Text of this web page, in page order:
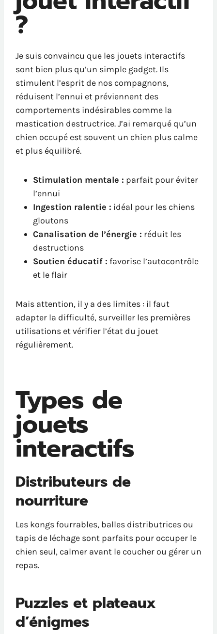
?
Je suis convaincu que les jouets interactifs
sont bien plus qu’un simple gadget. Ils
stimulent l’esprit de nos compagnons,
réduisent l’ennui et préviennent des
comportements indésirables comme la
mastication destructrice. J’ai remarqué qu’un
chien occupé est souvent un chien plus calme
et plus équilibré.
Stimulation mentale : parfait pour éviter
l’ennui
Ingestion ralentie : idéal pour les chiens
gloutons
Canalisation de l’énergie : réduit les
destructions
Soutien éducatif : favorise l’autocontrôle
et le flair
Mais attention, il y a des limites : il faut
adapter la difficulté, surveiller les premières
utilisations et vérifier l’état du jouet
régulièrement.
Types de
jouets
interactifs
Distributeurs de
nourriture
Les kongs fourrables, balles distributrices ou
tapis de léchage sont parfaits pour occuper le
chien seul, calmer avant le coucher ou gérer un
repas.
Puzzles et plateaux
d’énigmes